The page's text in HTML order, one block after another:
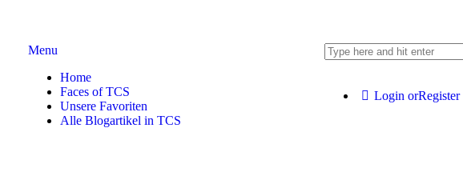
Menu
Home
Faces of TCS
Unsere Favoriten
Alle Blogartikel in TCS
Login orRegister